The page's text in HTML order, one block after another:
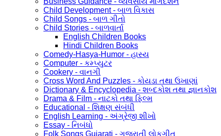
Child Development - બાળ વિકાસ
Child Songs - બાળ ગીતો
Child Stories - બાળવાર્તા
English Children Books
Hindi Children Books
Comedy-Hasya-Humor - હાસ્ય
Computer - કમ્પ્યુટર
Cookery - વાનગી
Cross Word And Puzzles - કોયડા તથા ઉખાણાં
Dictionary & Encyclopedia - શબ્દકોશ તથા જ્ઞાનકોશ
Drama & Film - નાટકો તથા ફિલ્મ
Educational - શિક્ષણ સંબંધી
English Learning - અંગ્રેજી શીખો
Essay - નિબંધો
Folk Songs Gujarati - ગુજરાતી લોકગીત